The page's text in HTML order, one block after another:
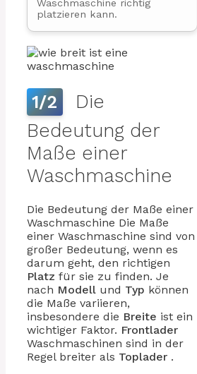
Waschmaschine richtig
platzieren kann.
1/2
Die
Bedeutung der
Maße einer
Waschmaschine
Die Bedeutung der Maße einer
Waschmaschine Die Maße
einer Waschmaschine sind von
großer Bedeutung, wenn es
darum geht, den richtigen
Platz für sie zu finden. Je
nach Modell und Typ können
die Maße variieren,
insbesondere die Breite ist ein
wichtiger Faktor. Frontlader
Waschmaschinen sind in der
Regel breiter als Toplader .